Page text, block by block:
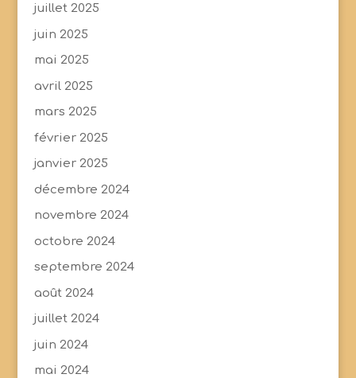
juillet 2025
juin 2025
mai 2025
avril 2025
mars 2025
février 2025
janvier 2025
décembre 2024
novembre 2024
octobre 2024
septembre 2024
août 2024
juillet 2024
juin 2024
mai 2024